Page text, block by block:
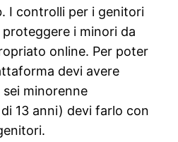
I controlli per i genitori
i minori da
online. Per poter
devi avere
sei minorenne
13 anni) devi farlo con